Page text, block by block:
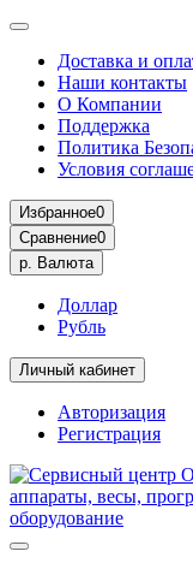
Доставка и
Наши контакты
О Компании
Поддержка
Политика
Условия
Избранное0
Сравнение0
р. Валюта
Доллар
Рубль
Личный кабинет
Авторизация
Регистрация